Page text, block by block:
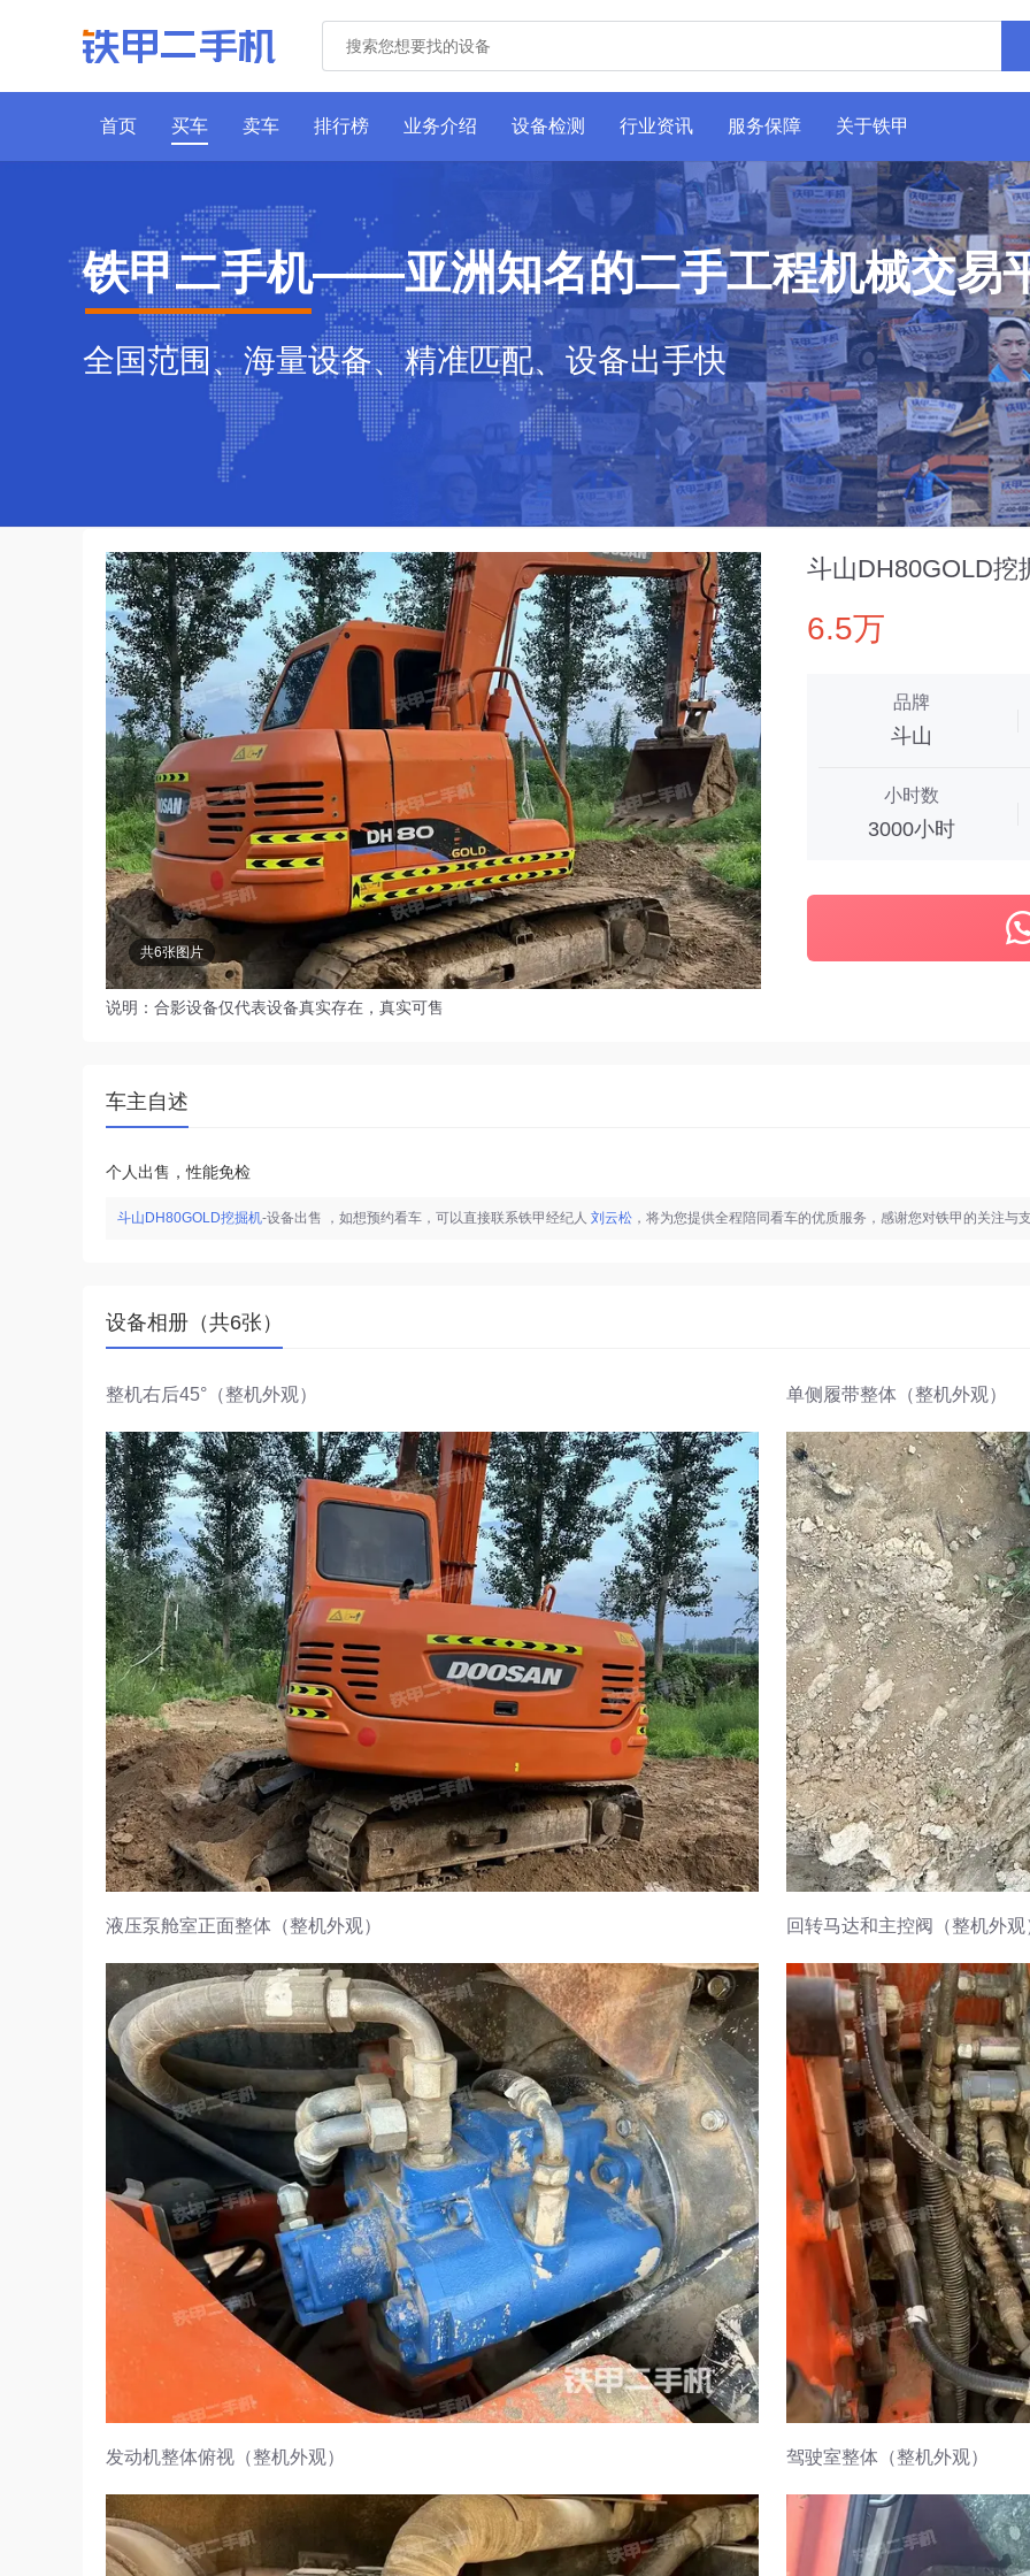
首页 买车 卖车 排行榜 业务介绍 设备检测 行业资讯 服务保障 关于铁甲
铁甲二手机——亚洲知名的二手工程机械交易
全国范围、海量设备、精准匹配、设备出手快
共6张图片
说明：合影设备仅代表设备真实存在，真实可售
斗山DH80GOLD挖
6.5万
品牌
斗山
小时数
3000小时
车主自述
个人出售，性能免检
斗山DH80GOLD挖掘机-设备出售 ，如想预约看车，可以直接联系铁甲经纪人 刘云松 ，将为您提供全程陪同看车的优质服务，感谢您对铁甲的关注与
设备相册（共6张）
整机右后45°（整机外观） 单侧履带整体（整机外观）
液压泵舱室正面整体（整机外观） 回转马达和主控阀（整机外观
发动机整体俯视（整机外观） 驾驶室整体（整机外观）